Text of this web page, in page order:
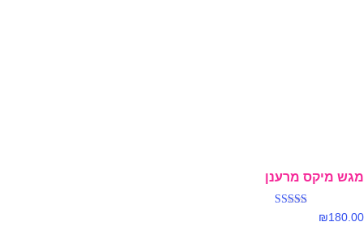
מגש מיקס מרענן
₪180.00